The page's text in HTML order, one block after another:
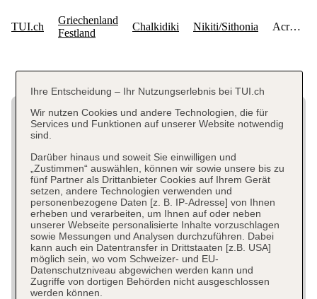
Ihre Entscheidung – Ihr Nutzungserlebnis bei TUI.ch
Wir nutzen Cookies und andere Technologien, die für
Services und Funktionen auf unserer Website notwendig
sind.
Darüber hinaus und soweit Sie einwilligen und
„Zustimmen“ auswählen, können wir sowie unsere bis zu
fünf Partner als Drittanbieter Cookies auf Ihrem Gerät
setzen, andere Technologien verwenden und
personenbezogene Daten [z. B. IP-Adresse] von Ihnen
erheben und verarbeiten, um Ihnen auf oder neben
unserer Webseite personalisierte Inhalte vorzuschlagen
sowie Messungen und Analysen durchzuführen. Dabei
kann auch ein Datentransfer in Drittstaaten [z.B. USA]
möglich sein, wo vom Schweizer- und EU-
Datenschutzniveau abgewichen werden kann und
Zugriffe von dortigen Behörden nicht ausgeschlossen
werden können.